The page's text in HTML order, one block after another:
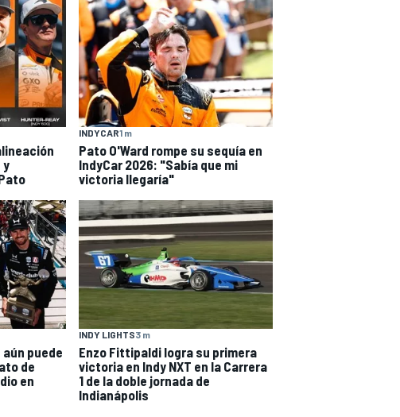
y
INDYCAR1 m
Pato O'Ward rompe su sequía en
IndyCar 2026: "Sabía que mi
victoria llegaría"
puede
de
en
INDY LIGHTS3 m
Enzo Fittipaldi logra su primera
victoria en Indy NXT en la Carrera
1 de la doble jornada de
Indianápolis